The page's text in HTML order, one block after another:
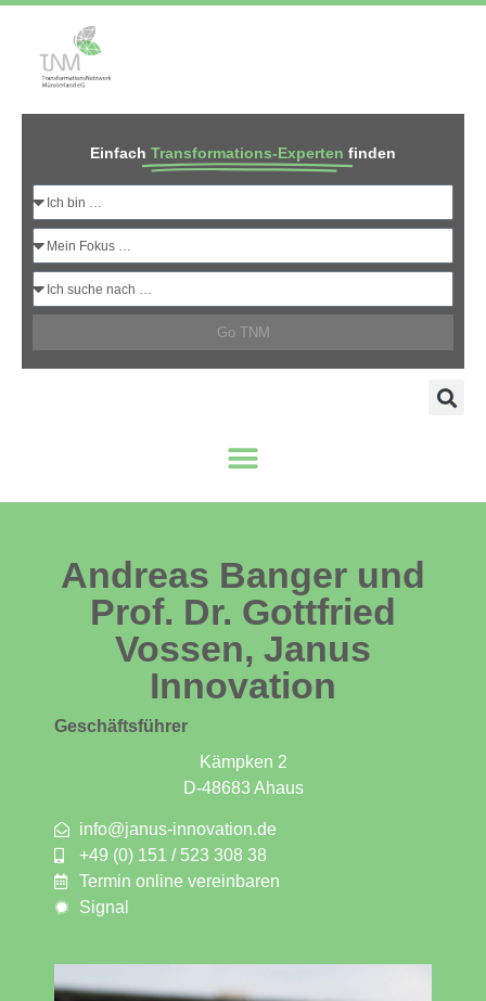
Einfach Transformations-Experten finden
Go TNM
Andreas Banger und
Prof. Dr. Gottfried
Vossen, Janus
Innovation
Geschäftsführer
Kämpken 2
D-48683 Ahaus
info@janus-innovation.de
+49 (0) 151 / 523 308 38
Termin online vereinbaren
Signal